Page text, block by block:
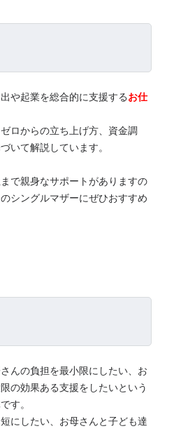
や起業を総合的に支援する お仕
ロからの立ち上げ方、資金調
いて解説しています。
で親身なサポートがありますの
シングルマザーにぜひおすすめ
んの負担を最小限にしたい、お
の効果ある支援をしたいという
す。
にしたい、お母さんと子ども達